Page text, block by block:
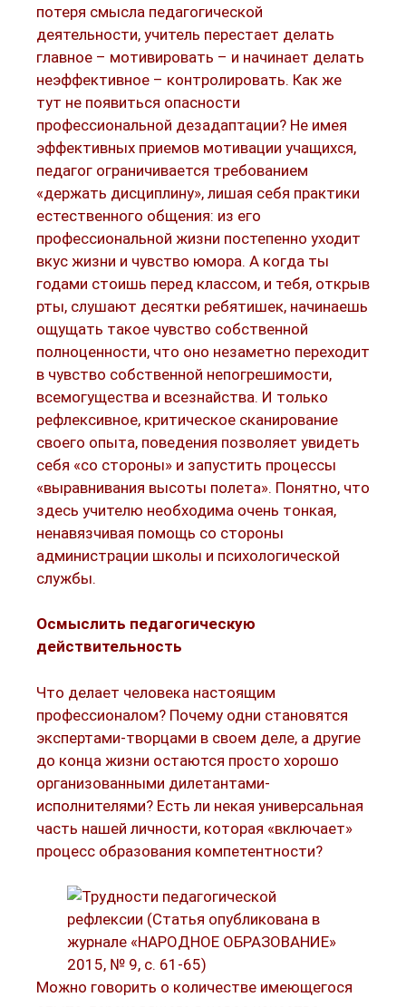
потеря смысла педагогической
деятельности, учитель перестает делать
главное – мотивировать – и начинает делать
неэффективное – контролировать. Как же
тут не появиться опасности
профессиональной дезадаптации? Не имея
эффективных приемов мотивации учащихся,
педагог ограничивается требованием
«держать дисциплину», лишая себя практики
естественного общения: из его
профессиональной жизни постепенно уходит
вкус жизни и чувство юмора. А когда ты
годами стоишь перед классом, и тебя, открыв
рты, слушают десятки ребятишек, начинаешь
ощущать такое чувство собственной
полноценности, что оно незаметно переходит
в чувство собственной непогрешимости,
всемогущества и всезнайства. И только
рефлексивное, критическое сканирование
своего опыта, поведения позволяет увидеть
себя «со стороны» и запустить процессы
«выравнивания высоты полета». Понятно, что
здесь учителю необходима очень тонкая,
ненавязчивая помощь со стороны
администрации школы и психологической
службы.
Осмыслить педагогическую
действительность
Что делает человека настоящим
профессионалом? Почему одни становятся
экспертами-творцами в своем деле, а другие
до конца жизни остаются просто хорошо
организованными дилетантами-
исполнителями? Есть ли некая универсальная
часть нашей личности, которая «включает»
процесс образования компетентности?
Можно говорить о количестве имеющегося